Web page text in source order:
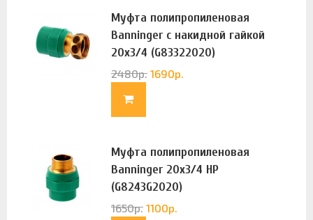
Муфта полипропиленовая
Banninger с накидной гайкой
20х3/4 (G83322020)
2480р. 1690р.
Муфта полипропиленовая
Banninger 20х3/4 НР
(G8243G2020)
1650р. 1100р.